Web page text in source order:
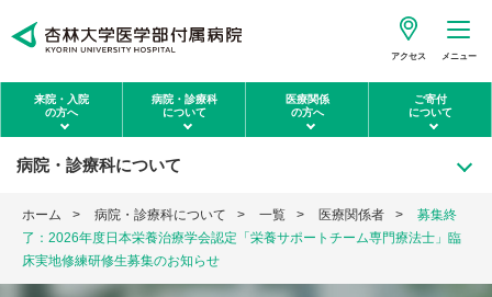
アクセス メニュー
来院・入院
の方へ
病院・診療科
について
医療関係
の方へ
ご寄付
について
病院・診療科について
ホーム 病院・診療科について 一覧 医療関係者
募集終
了：2026年度日本栄養治療学会認定「栄養サポートチーム専門療法士」臨
床実地修練研修生募集のお知らせ